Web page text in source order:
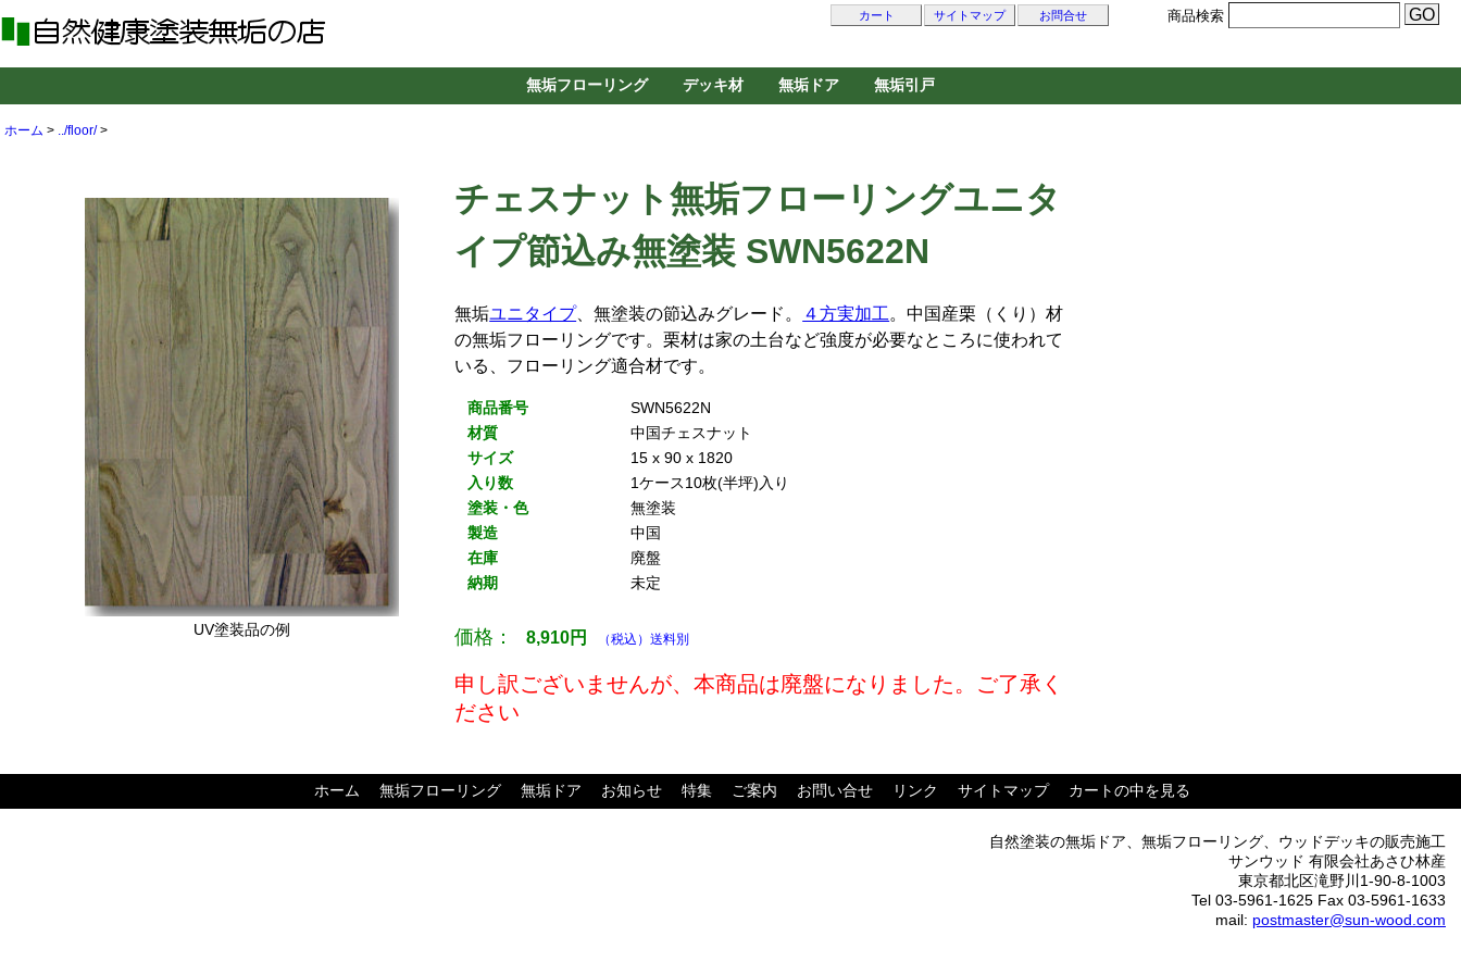
ホーム > ../floor/>
UV塗装品の例
チェスナット無垢フローリングユニタ
イプ節込み無塗装 SWN5622N
無垢ユニタイプ、無塗装の節込みグレード。 ４方実加工。中国産栗（くり）材
の無垢フローリングです。栗材は家の土台など強度が必要なところに使われて
いる、フローリング適合材です。
商品番号
SWN5622N
材質
中国チェスナット
サイズ
15 x 90 x 1820
入り数
1ケース10枚(半坪)入り
塗装・色
無塗装
製造
中国
在庫
廃盤
納期
未定
価格： 8,910円 （税込）送料別
申し訳ございませんが、本商品は廃盤になりました。ご了承く
ださい
カート サイトマップ お問合せ 商品検索
無垢フローリング デッキ材 無垢ドア 無垢引戸
ホーム 無垢フローリング 無垢ドア お知らせ 特集 ご案内 お問い合せ リンク サイトマップ カートの中を見る
自然塗装の無垢ドア、無垢フローリング、ウッドデッキの販売施工
サンウッド 有限会社あさひ林産
東京都北区滝野川1-90-8-1003
Tel 03-5961-1625 Fax 03-5961-1633
mail: postmaster@sun-wood.com